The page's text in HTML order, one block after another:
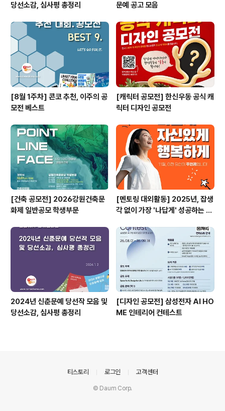
당선소감, 심사평 총정리
문예 공고 모음
[8월 1주차] 콘코 추천, 이주의 공
모전 베스트
[캐릭터 공모전] 한신우동 공식 캐
릭터 디자인 공모전
[건축 공모전] 2026강원건축문
화제 일반공모 학생부문
[멘토링 대외활동] 2025년, 잡생
각 없이 가장 '나답게' 성공하는 법
2024년 신춘문예 당선작 모음 및
당선소감, 심사평 총정리
[디자인 공모전] 삼성전자 AI HO
ME 인테리어 컨테스트
티스토리 로그인 고객센터
© Daum Corp.